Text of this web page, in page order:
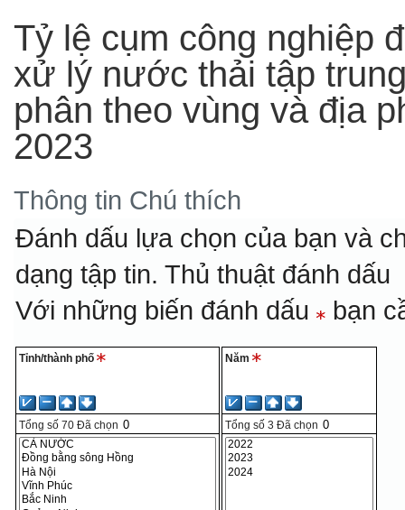
Tỷ lệ cụm công nghiệp
xử lý nước thải tập
phân theo vùng và địa
2023
Thông tin Chú thích
Đánh dấu lựa chọn của bạn và
dạng tập tin.Thủ thuật đánh dấu
Với những biến đánh dấu bạn
Tỉnh/thành phố
Tổng số 70 Đã chọn
Năm
Tổng số 3 Đã chọn